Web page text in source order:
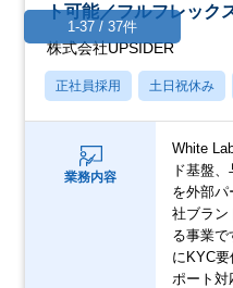
ト可能／フルフレック
株式会社UPSIDER
正社員採用 土日祝休み
業務内容
White
ド基盤
を外部パ
社ブラン
る事業で
にKYC
ポート対
1-37 / 37件